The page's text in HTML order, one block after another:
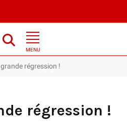
MENU
régression !
régression !